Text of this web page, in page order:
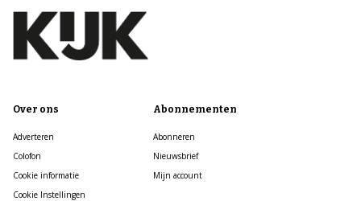
Over ons
Adverteren
Colofon
Cookie informatie
Cookie Instellingen
Abonnementen
Abonneren
Nieuwsbrief
Mijn account